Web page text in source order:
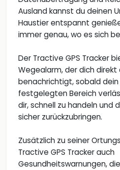
Ausland kannst du deinen
Haustier entspannt
immer genau, wo es sich
Der Tractive GPS Tracker
Wegealarm, der dich direkt
benachrichtigt, sobald dein
festgelegten Bereich
dir, schnell zu handeln und
sicher zurückzubringen.
Zusätzlich zu seiner
Tractive GPS Tracker auch
Gesundheitswarnungen,